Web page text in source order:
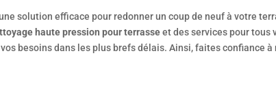
solution efficace pour redonner un coup de neuf à votre
haute pression pour terrasseet des services pour tous
besoins dans les plus brefs délais. Ainsi, faites confiance